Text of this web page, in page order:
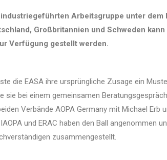
Arbeitsgruppe unter dem
Großbritannien und Schweden
Verfügung gestellt werden.
die EASA ihre ursprüngliche Zusage ein
sie bei einem gemeinsamen
Verbände AOPA Germany mit Michael
und ERAC haben den Ball angenommen
zusammengestellt.